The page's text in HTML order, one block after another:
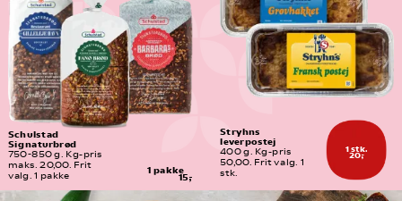
1 pakke
15,-
Schulstad
Signaturbrød
750-850 g. Kg-pris
maks. 20,00. Frit
valg. 1 pakke
1 stk.
20,-
Stryhns
leverpostej
400 g. Kg-pris
50,00. Frit valg. 1
stk.